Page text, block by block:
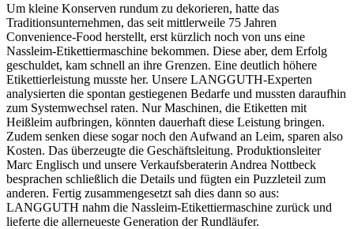
Um kleine Konserven rundum zu dekorieren, hatte das
Traditionsunternehmen, das seit mittlerweile 75 Jahren
Convenience-Food herstellt, erst kürzlich noch von uns eine
Nassleim-Etikettiermaschine bekommen. Diese aber, dem Erfolg
geschuldet, kam schnell an ihre Grenzen. Eine deutlich höhere
Etikettierleistung musste her. Unsere LANGGUTH-Experten
analysierten die spontan gestiegenen Bedarfe und mussten daraufhin
zum Systemwechsel raten. Nur Maschinen, die Etiketten mit
Heißleim aufbringen, könnten dauerhaft diese Leistung bringen.
Zudem senken diese sogar noch den Aufwand an Leim, sparen also
Kosten. Das überzeugte die Geschäftsleitung. Produktionsleiter
Marc Englisch und unsere Verkaufsberaterin Andrea Nottbeck
besprachen schließlich die Details und fügten ein Puzzleteil zum
anderen. Fertig zusammengesetzt sah dies dann so aus:
LANGGUTH nahm die Nassleim-Etikettiermaschine zurück und
lieferte die allerneueste Generation der Rundläufer.